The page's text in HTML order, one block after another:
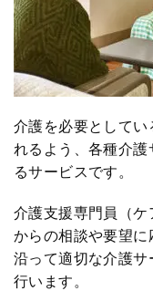
介護を必要として
れるよう、各種介
るサービスです。
介護支援専門員（
からの相談や要望
沿って適切な介護
行います。